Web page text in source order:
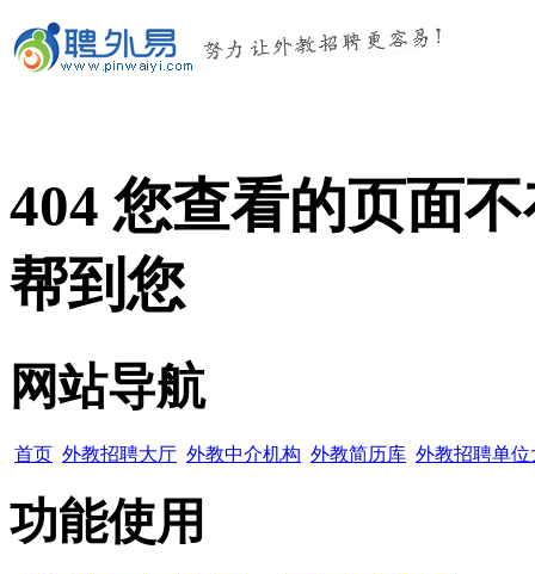
404 您查看的页面
帮到您
网站导航
首页 外教招聘大厅 外教中介机构 外教简历库 外教招聘单位
功能使用